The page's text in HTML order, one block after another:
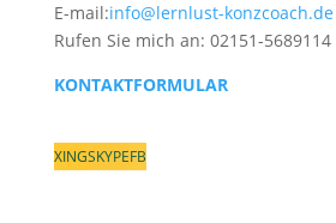
E-mail:info@lernlust-konzcoach.de
Rufen Sie mich an: 02151-5689114
KONTAKTFORMULAR
XINGSKYPEFB